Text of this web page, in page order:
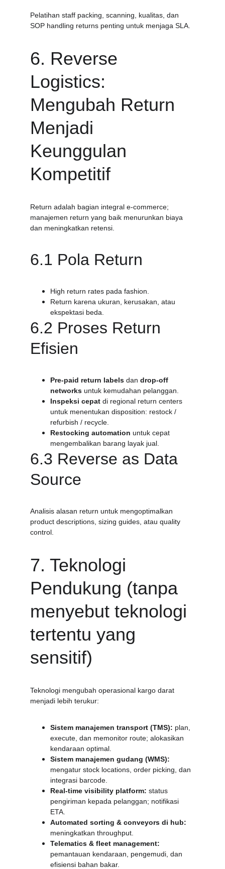
Pelatihan staff packing, scanning, kualitas, dan
SOP handling returns penting untuk menjaga SLA.
6. Reverse
Logistics:
Mengubah Return
Menjadi
Keunggulan
Kompetitif
Return adalah bagian integral e-commerce;
manajemen return yang baik menurunkan biaya
dan meningkatkan retensi.
6.1 Pola Return
High return rates pada fashion.
Return karena ukuran, kerusakan, atau
ekspektasi beda.
6.2 Proses Return
Efisien
Pre-paid return labels dan drop-off
networks untuk kemudahan pelanggan.
Inspeksi cepat di regional return centers
untuk menentukan disposition: restock /
refurbish / recycle.
Restocking automation untuk cepat
mengembalikan barang layak jual.
6.3 Reverse as Data
Source
Analisis alasan return untuk mengoptimalkan
product descriptions, sizing guides, atau quality
control.
7. Teknologi
Pendukung (tanpa
menyebut teknologi
tertentu yang
sensitif)
Teknologi mengubah operasional kargo darat
menjadi lebih terukur:
Sistem manajemen transport (TMS): plan,
execute, dan memonitor route; alokasikan
kendaraan optimal.
Sistem manajemen gudang (WMS):
mengatur stock locations, order picking, dan
integrasi barcode.
Real-time visibility platform: status
pengiriman kepada pelanggan; notifikasi
ETA.
Automated sorting & conveyors di hub:
meningkatkan throughput.
Telematics & fleet management:
pemantauan kendaraan, pengemudi, dan
efisiensi bahan bakar.